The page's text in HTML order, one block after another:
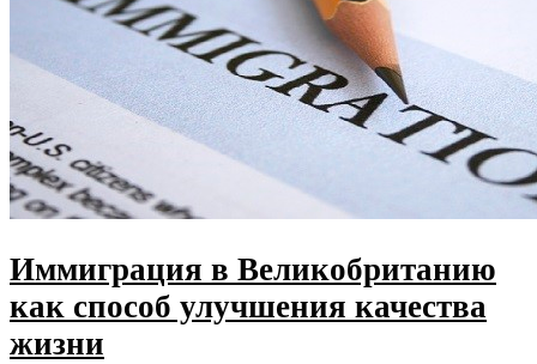
Иммиграция в Великобританию
как способ улучшения качества
жизни